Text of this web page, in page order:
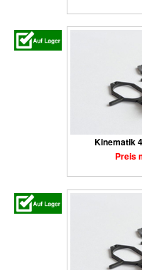
Kinematik
Preis